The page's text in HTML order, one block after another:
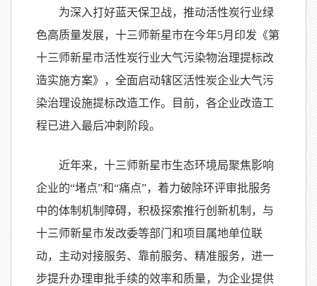
为深入打好蓝天保卫战，推动活性炭行业绿
色高质量发展，十三师新星市在今年5月印发《第
十三师新星市活性炭行业大气污染物治理提标改
造实施方案》，全面启动辖区活性炭企业大气污
染治理设施提标改造工作。目前，各企业改造工
程已进入最后冲刺阶段。
近年来，十三师新星市生态环境局聚焦影响
企业的“堵点”和“痛点”，着力破除环评审批服务
中的体制机制障碍，积极探索推行创新机制，与
十三师新星市发改委等部门和项目属地单位联
动，主动对接服务、靠前服务、精准服务，进一
步提升办理审批手续的效率和质量，为企业提供